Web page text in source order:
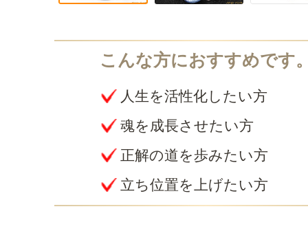
人生を活性化したい方
魂を成長させたい方
正解の道を歩みたい方
立ち位置を上げたい方